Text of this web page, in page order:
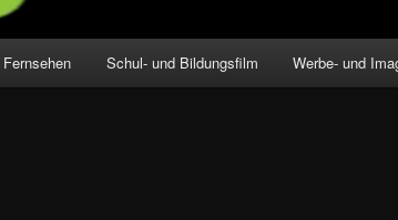
Fernsehen Schul- und Bildungsfilm Werbe- und